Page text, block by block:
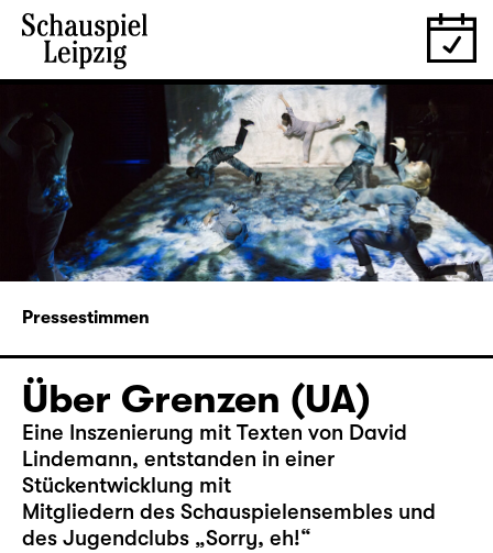
Pressestimmen
Über Grenzen (UA)
Eine Inszenierung mit Texten von David
Lindemann, entstanden in einer
Stückentwicklung mit
Mitgliedern des Schauspielensembles und
des Jugendclubs „Sorry, eh!“